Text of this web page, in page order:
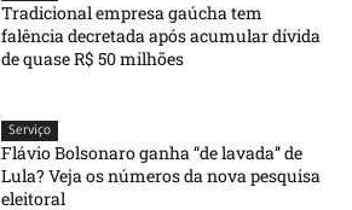
Tradicional empresa gaúcha tem
falência decretada após acumular dívida
de quase R$ 50 milhões
Serviço
Flávio Bolsonaro ganha “de lavada” de
Lula? Veja os números da nova pesquisa
eleitoral